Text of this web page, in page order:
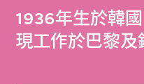
1936年生於韓國
現工作於巴黎及